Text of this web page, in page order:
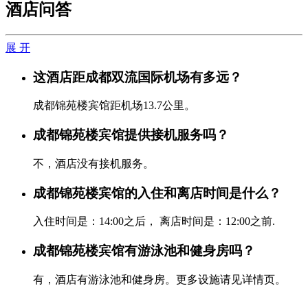
酒店问答
展 开
这酒店距成都双流国际机场有多远？
成都锦苑楼宾馆距机场13.7公里。
成都锦苑楼宾馆提供接机服务吗？
不，酒店没有接机服务。
成都锦苑楼宾馆的入住和离店时间是什么？
入住时间是：14:00之后， 离店时间是：12:00之前.
成都锦苑楼宾馆有游泳池和健身房吗？
有，酒店有游泳池和健身房。更多设施请见详情页。